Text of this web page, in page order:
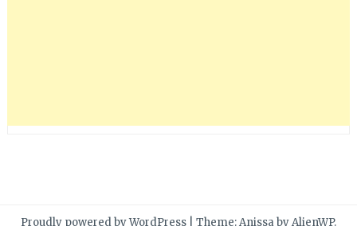
Proudly powered by WordPress Theme: Anissa byAlienWP.